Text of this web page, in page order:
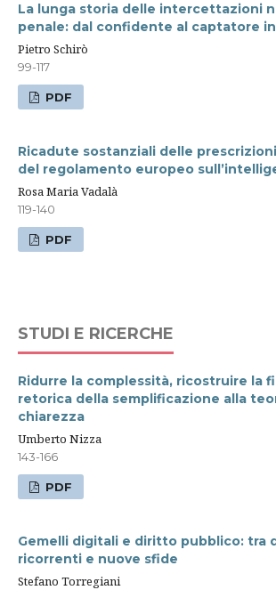
La lunga storia delle intercettazioni
penale: dal confidente al captatore
Pietro Schirò
99-117
PDF
Ricadute sostanziali delle
del regolamento europeo
Rosa Maria Vadalà
119-140
PDF
STUDI E RICERCHE
Ridurre la complessità, ricostruire la
retorica della semplificazione alla
chiarezza
Umberto Nizza
143-166
PDF
Gemelli digitali e diritto pubblico: tra
ricorrenti e nuove sfide
Stefano Torregiani